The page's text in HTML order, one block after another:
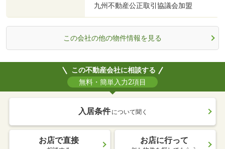
九州不動産公正取引協議会加盟
この会社の他の物件情報を見る
この不動産会社に相談する
無料・簡単入力2項目
入居条件 について聞く
お店で直接 お店に行って